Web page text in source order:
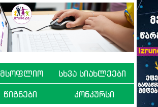
მსოფლიო სხვა სიახლეები
წიგნები კონკურსი